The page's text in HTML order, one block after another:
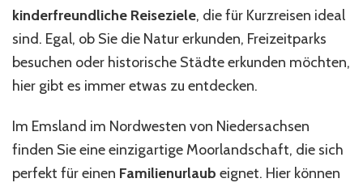
kinderfreundliche Reiseziele, die für Kurzreisen ideal
sind. Egal, ob Sie die Natur erkunden, Freizeitparks
besuchen oder historische Städte erkunden möchten,
hier gibt es immer etwas zu entdecken.
Im Emsland im Nordwesten von Niedersachsen
finden Sie eine einzigartige Moorlandschaft, die sich
perfekt für einen Familienurlaub eignet. Hier können